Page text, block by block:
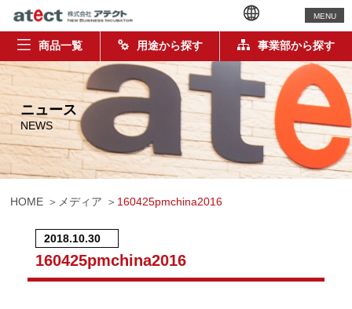
MENU
商品一覧 用途から探す 事業部から探す
ニュース
NEWS
HOME メディア 160425pmchina2016
2018.10.30
160425pmchina2016